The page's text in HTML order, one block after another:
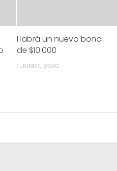
Habrá un nuevo bono
de $10.000
1 JUNIO, 2020